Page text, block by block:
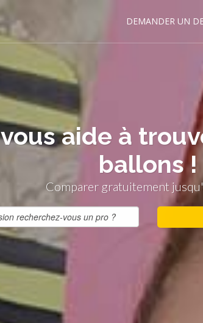
DEMANDER UN
aide à
ballons !
Comparer gratuitement